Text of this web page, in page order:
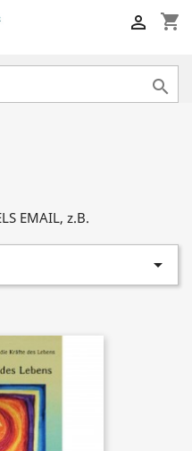
shopping_cart


EMAIL, z.B.
